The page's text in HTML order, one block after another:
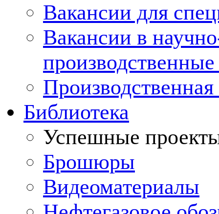
Вакансии для
Вакансии в
Производственная
Библиотека
Успешные
Брошюры
Видеоматериалы